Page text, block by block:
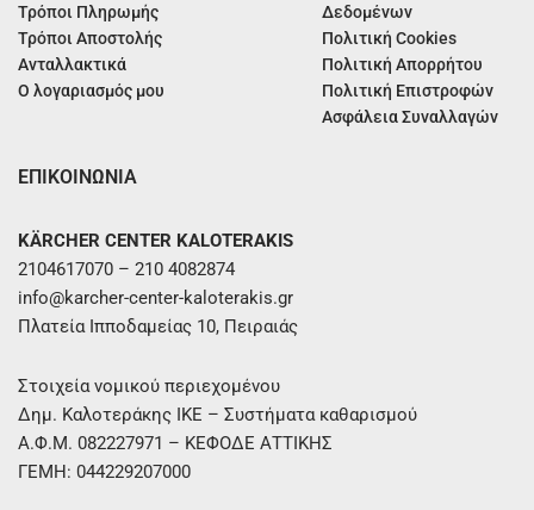
Τρόποι Πληρωμής
Τρόποι Αποστολής
Ανταλλακτικά
Ο λογαριασμός μου
Δεδομένων
Πολιτική Cookies
Πολιτική Απορρήτου
Πολιτική Επιστροφών
Ασφάλεια Συναλλαγών
ΕΠΙΚΟΙΝΩΝΙΑ
KÄRCHER CENTER KALOTERAKIS
2104617070 – 210 4082874
info@karcher-center-kaloterakis.gr
Πλατεία Ιπποδαμείας 10, Πειραιάς
Στοιχεία νομικού περιεχομένου
Δημ. Καλοτεράκης ΙΚΕ – Συστήματα καθαρισμού
Α.Φ.Μ. 082227971 – ΚΕΦΟΔΕ ΑΤΤΙΚΗΣ
ΓΕΜΗ: 044229207000